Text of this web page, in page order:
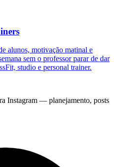
alunos, motivação matinal e
sem o professor parar de dar
studio e personal trainer.
Instagram — planejamento, posts